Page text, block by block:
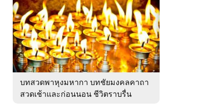
บทสวดพาหุงมหากา บทชัยมงคลคาถา
สวดเช้าและก่อนนอน ชีวิตราบรื่น